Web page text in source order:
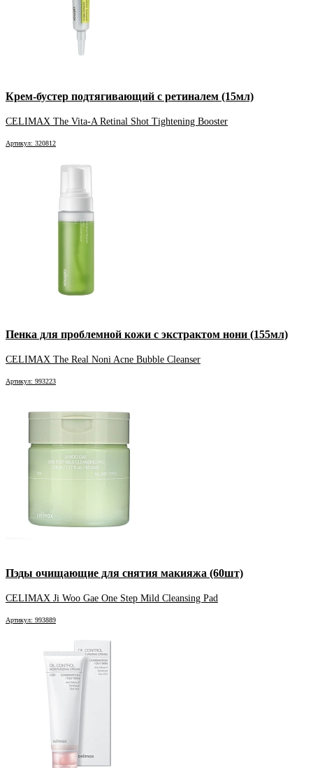
Крем-бустер подтягивающий с ретиналем (15мл)
CELIMAX The Vita-A Retinal Shot Tightening Booster
Артикул: 320812
Пенка для проблемной кожи с экстрактом нони (155мл)
CELIMAX The Real Noni Acne Bubble Cleanser
Артикул: 993223
Пэды очищающие для снятия макияжа (60шт)
CELIMAX Ji Woo Gae One Step Mild Cleansing Pad
Артикул: 993889